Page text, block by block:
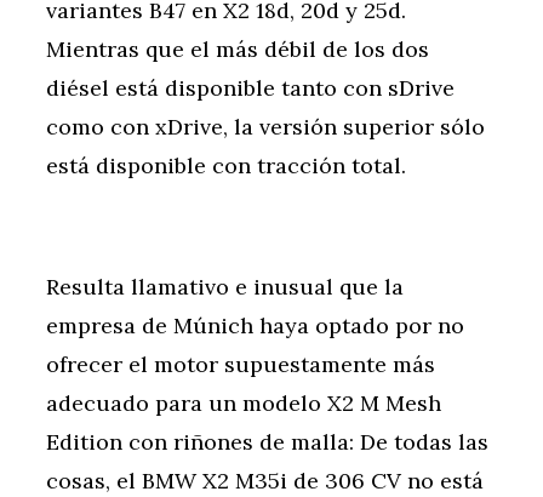
variantes B47 en X2 18d, 20d y 25d.
Mientras que el más débil de los dos
diésel está disponible tanto con sDrive
como con xDrive, la versión superior sólo
está disponible con tracción total.
Resulta llamativo e inusual que la
empresa de Múnich haya optado por no
ofrecer el motor supuestamente más
adecuado para un modelo X2 M Mesh
Edition con riñones de malla: De todas las
cosas, el BMW X2 M35i de 306 CV no está